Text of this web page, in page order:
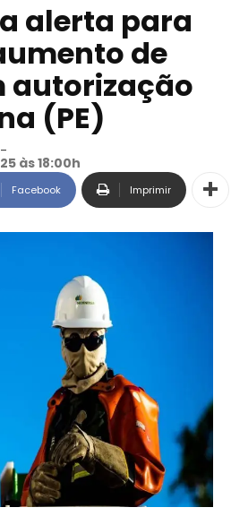
alerta para
de
autorização
(PE)
-
às 18:00h
Facebook Imprimir